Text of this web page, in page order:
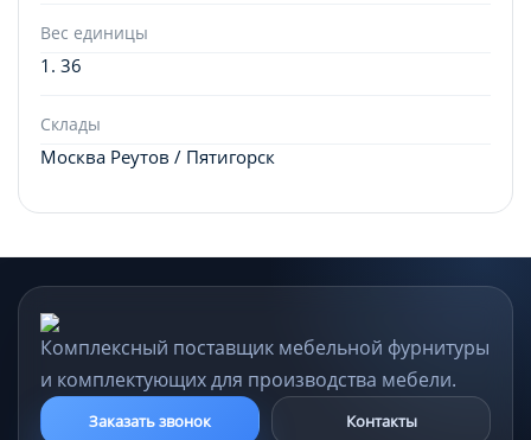
Вес единицы
1. 36
Склады
Москва Реутов / Пятигорск
Комплексный поставщик мебельной фурнитуры
и комплектующих для производства мебели.
Заказать звонок Контакты